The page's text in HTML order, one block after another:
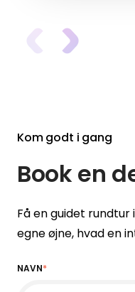
Kom godt i gang
Book en
Få en guidet
egne øjne, hvad en
NAVN*